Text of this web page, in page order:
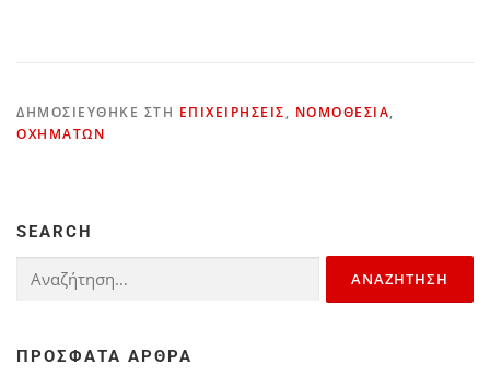
ΔΗΜΟΣΙΕΎΘΗΚΕ ΣΤΗ ΕΠΙΧΕΙΡΉΣΕΙΣ, ΝΟΜΟΘΕΣΊΑ,
ΟΧΗΜΆΤΩΝ
SEARCH
ΠΡΌΣΦΑΤΑ ΆΡΘΡΑ